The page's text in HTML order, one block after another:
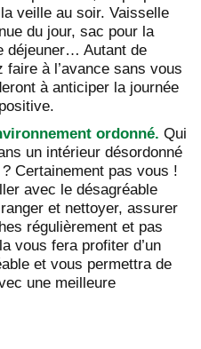
veille au soir. Vaisselle
du jour, sac pour la
déjeuner… Autant de
à l’avance sans vous
à anticiper la journée
ordonné. Qui
un intérieur désordonné
Certainement pas vous !
avec le désagréable
et nettoyer, assurer
régulièrement et pas
vous fera profiter d’un
et vous permettra de
une meilleure